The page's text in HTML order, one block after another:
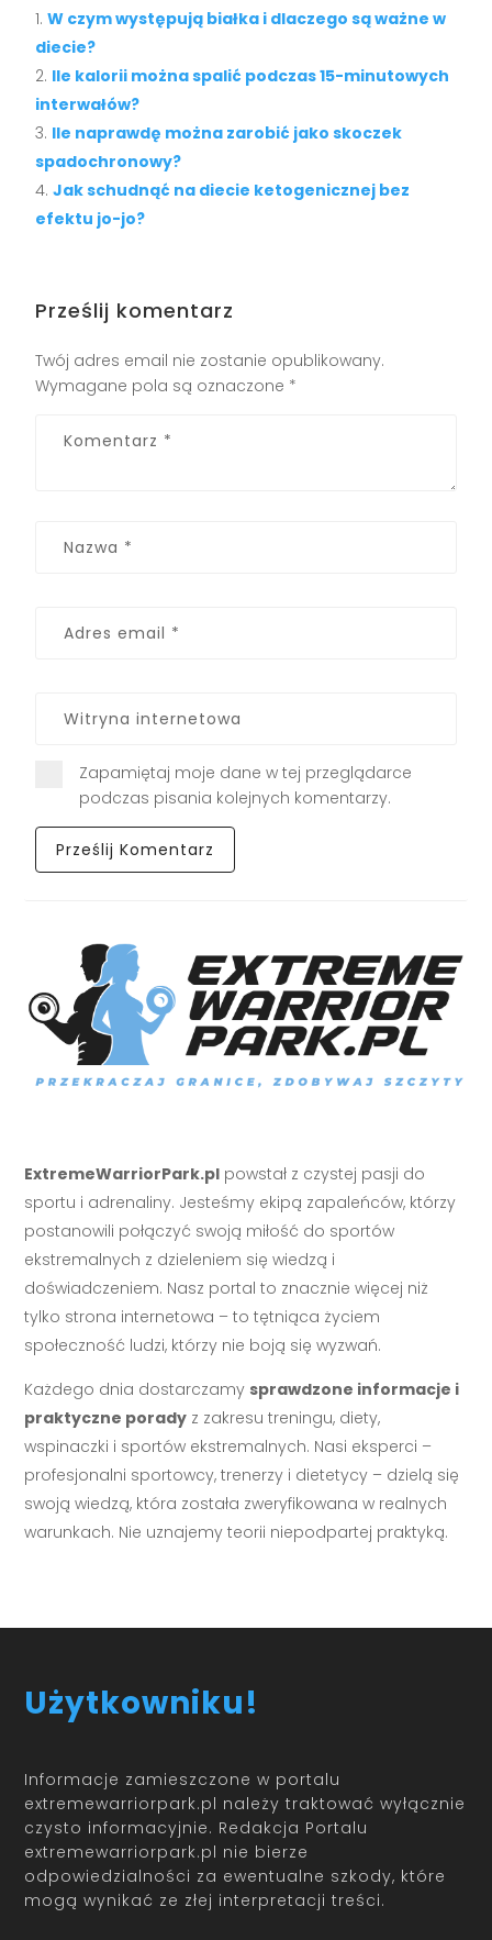
W czym występują białka i dlaczego są ważne w
diecie?
Ile kalorii można spalić podczas 15-minutowych
interwałów?
Ile naprawdę można zarobić jako skoczek
spadochronowy?
Jak schudnąć na diecie ketogenicznej bez
efektu jo-jo?
Prześlij komentarz
Twój adres email nie zostanie opublikowany.
Wymagane pola są oznaczone *
Zapamiętaj moje dane w tej przeglądarce
podczas pisania kolejnych komentarzy.
ExtremeWarriorPark.pl powstał z czystej pasji do
sportu i adrenaliny. Jesteśmy ekipą zapaleńców, którzy
postanowili połączyć swoją miłość do sportów
ekstremalnych z dzieleniem się wiedzą i
doświadczeniem. Nasz portal to znacznie więcej niż
tylko strona internetowa – to tętniąca życiem
społeczność ludzi, którzy nie boją się wyzwań.
Każdego dnia dostarczamy sprawdzone informacje i
praktyczne porady z zakresu treningu, diety,
wspinaczki i sportów ekstremalnych. Nasi eksperci –
profesjonalni sportowcy, trenerzy i dietetycy – dzielą się
swoją wiedzą, która została zweryfikowana w realnych
warunkach. Nie uznajemy teorii niepodpartej praktyką.
Użytkowniku!
Informacje zamieszczone w portalu
extremewarriorpark.pl należy traktować wyłącznie
czysto informacyjnie. Redakcja Portalu
extremewarriorpark.pl nie bierze
odpowiedzialności za ewentualne szkody, które
mogą wynikać ze złej interpretacji treści.